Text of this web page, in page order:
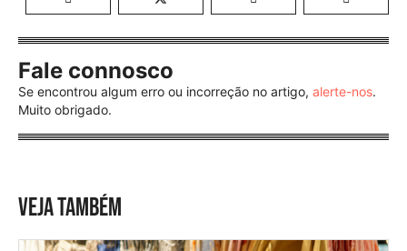
Fale connosco
Se encontrou algum erro ou incorreção no artigo, alerte-nos.
Muito obrigado.
VEJA TAMBÉM